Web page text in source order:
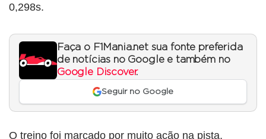
0,298s.
Faça o F1Mania.net sua fonte preferida
de notícias no Google e também no
Google Discover.
Seguir no Google
O treino foi marcado por muito ação na pista,